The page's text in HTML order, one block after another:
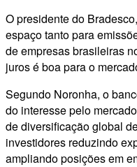
O presidente do
espaço tanto para
de empresas brasileiras
juros é boa para o
Segundo Noronha, o
do interesse pelo
de diversificação global
investidores reduzindo
ampliando posições em